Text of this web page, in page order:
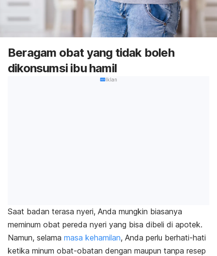
Beragam obat yang tidak boleh
dikonsumsi ibu hamil
Iklan
Saat badan terasa nyeri, Anda mungkin biasanya
meminum obat pereda nyeri yang bisa dibeli di apotek.
Namun, selama masa kehamilan, Anda perlu berhati-hati
ketika minum obat-obatan dengan maupun tanpa resep